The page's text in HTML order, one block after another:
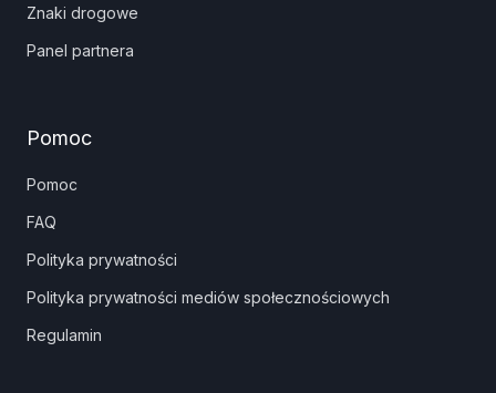
Znaki drogowe
Panel partnera
Pomoc
Pomoc
FAQ
Polityka prywatności
Polityka prywatności mediów społecznościowych
Regulamin